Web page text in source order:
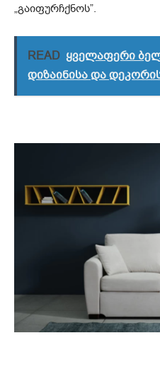
„გაიფურჩქნოს”.
READ ყველაფერი
დიზაინისა და